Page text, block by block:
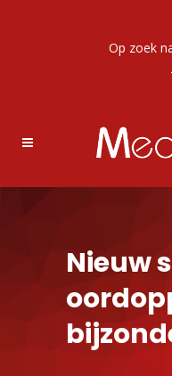
Op zoek
Nieuw